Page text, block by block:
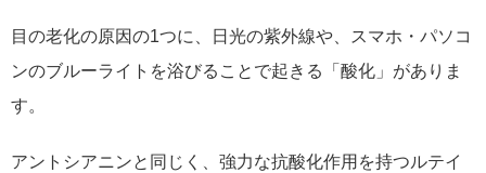
目の老化の原因の1つに、日光の紫外線や、スマホ・パソコ
ンのブルーライトを浴びることで起きる「酸化」がありま
す。
アントシアニンと同じく、強力な抗酸化作用を持つルテイ